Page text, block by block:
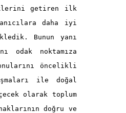
getiren ilk
daha iyi
Bunun yanı
odak noktamıza
öncelikli
ile doğal
olarak toplum
doğru ve